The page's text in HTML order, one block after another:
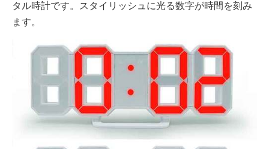
タル時計です。スタイリッシュに光る数字が時間を刻み
ます。